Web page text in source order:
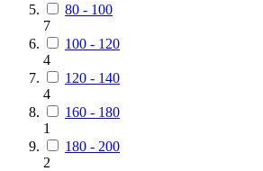
80 - 100
7
100 - 120
4
120 - 140
4
160 - 180
1
180 - 200
2